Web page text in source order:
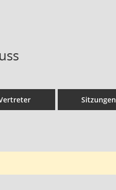
Sitzungen